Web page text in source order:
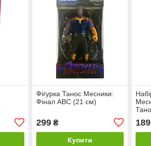
Фігурка Танос Месники:
Фінал ABC (21 см)
299₴
Купити
189